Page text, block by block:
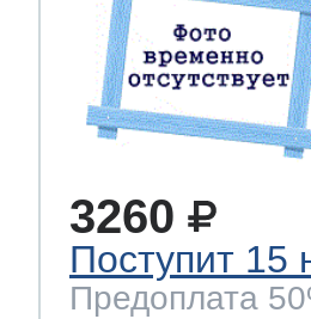
3260
Поступит 15
Предоплата